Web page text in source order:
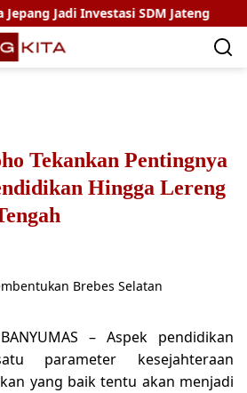
Investasi SDM Jateng
Tekankan Pentingnya
Hingga Lereng
– Aspek pendidikan
parameter kesejahteraan
yang baik tentu akan menjadi